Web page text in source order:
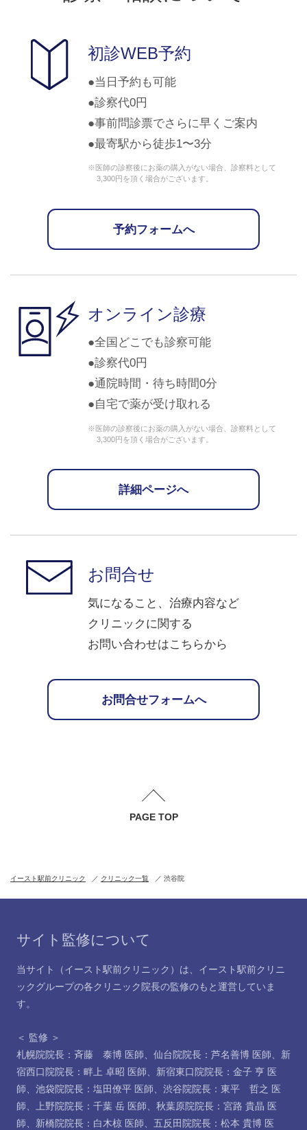
初診WEB予約
当日予約も可能
診察代0円
事前問診票でさらに早くご案内
最寄駅から徒歩1〜3分
※医師の診察後にお薬の購入がない場合、診察料として
3,300円を頂く場合がございます。
予約フォームへ
オンライン診療
全国どこでも診察可能
診察代0円
通院時間・待ち時間0分
自宅で薬が受け取れる
※医師の診察後にお薬の購入がない場合、診察料として
3,300円を頂く場合がございます。
詳細ページへ
お問合せ
気になること、治療内容など
クリニックに関する
お問い合わせはこちらから
お問合せフォームへ
PAGE TOP
イースト駅前クリニック クリニック一覧 渋谷院
サイト監修について
当サイト（イースト駅前クリニック）は、イースト駅前クリニ
ックグループの各クリニック院長の監修のもと運営していま
す。
＜ 監修 ＞
札幌院院長：斉藤 泰博 医師
仙台院院長：芦名善博 医師
新
宿西口院院長：畔上 卓昭 医師
新宿東口院院長：金子 亨 医
師
池袋院院長：塩田僚平 医師
渋谷院院長：東平 哲之 医
師
上野院院長：千葉 岳 医師
秋葉原院院長：宮路 貴晶 医
師
新橋院院長：白木椋 医師
五反田院院長：松本 貴博 医